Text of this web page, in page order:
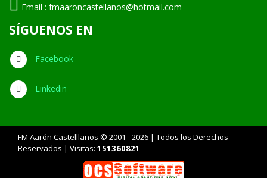
Email : fmaaroncastellanos@hotmail.com
SÍGUENOS EN
Facebook
Linkedin
FM Aarón Castelllanos © 2001 - 2026 | Todos los Derechos
Reservados | Visitas: 151360821